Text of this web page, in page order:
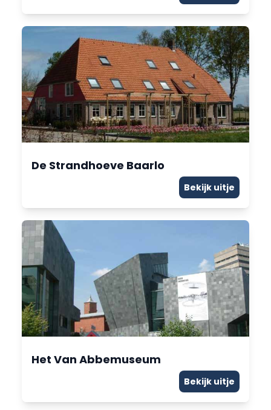
De Strandhoeve Baarlo
Bekijk uitje
Het Van Abbemuseum
Bekijk uitje